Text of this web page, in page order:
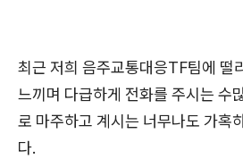
최근 저희 음주교통대응TF팀에 떨
느끼며 다급하게 전화를 주시는 수
로 마주하고 계시는 너무나도 가혹
다.